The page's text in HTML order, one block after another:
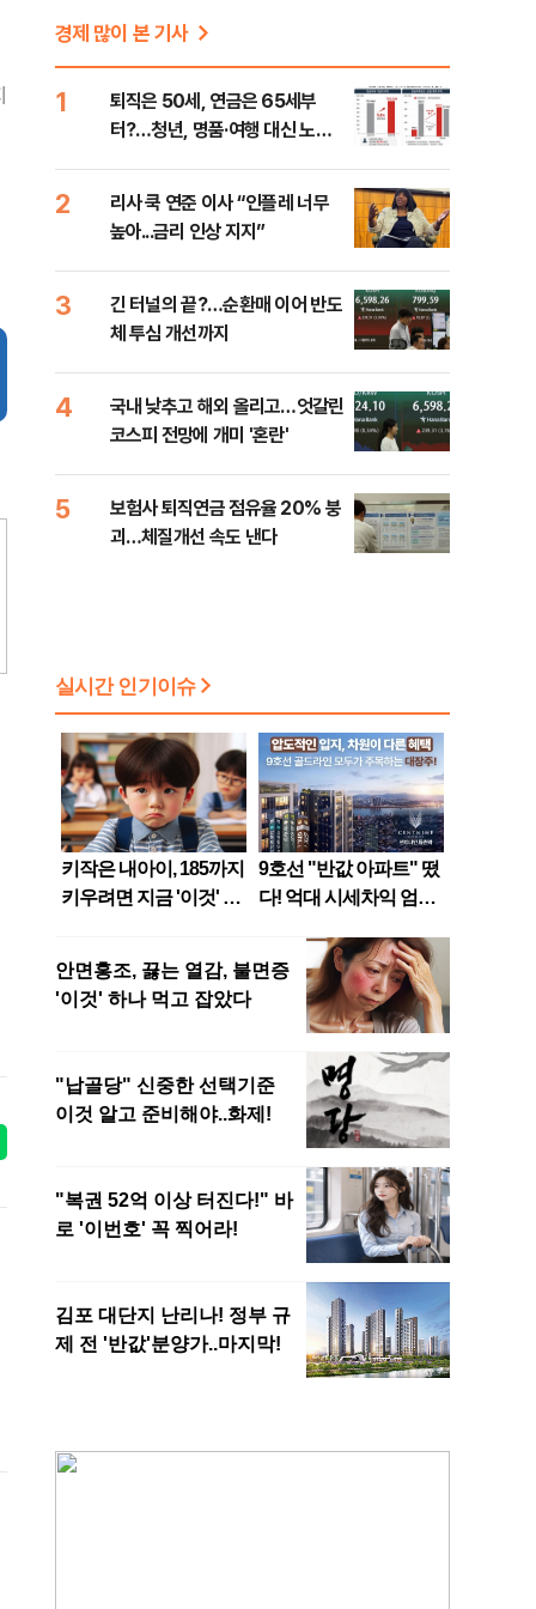
경제 많이 본 기사
1
퇴직은 50세, 연금은 65세부
터?…청년, 명품·여행 대신 노후
2
리사 쿡 연준 이사 “인플레 너무
높아...금리 인상 지지”
3
긴 터널의 끝?…순환매 이어 반도
체 투심 개선까지
4
국내 낮추고 해외 올리고…엇갈린
코스피 전망에 개미 '혼란'
5
보험사 퇴직연금 점유율 20% 붕
괴…체질개선 속도 낸다